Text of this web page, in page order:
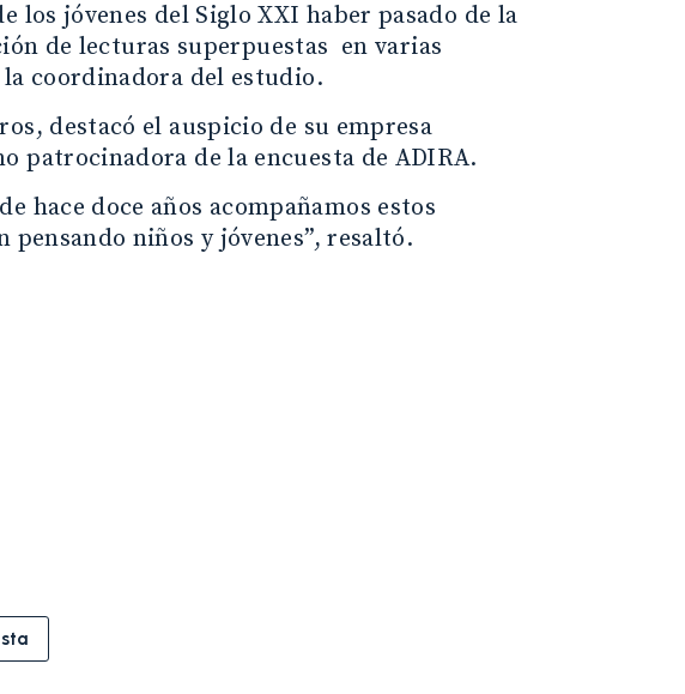
los jóvenes del Siglo XXI haber pasado de la
de lecturas superpuestas en varias
coordinadora del estudio.
destacó el auspicio de su empresa
patrocinadora de la encuesta de ADIRA.
hace doce años acompañamos estos
niños y jóvenes”, resaltó.